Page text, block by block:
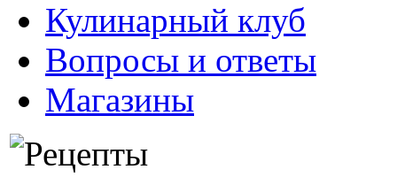
Кулинарный клуб
Вопросы и ответы
Магазины